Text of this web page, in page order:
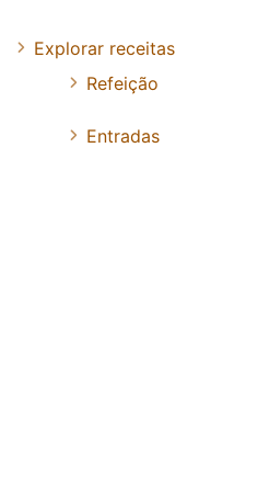
Explorar receitas
Refeição
Entradas